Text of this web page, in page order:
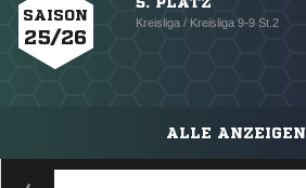
SAISON
25/26
Kreisliga / Kreisliga 9-9 St.2
ALLE ANZEIGEN